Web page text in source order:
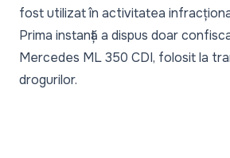
fost utilizat în activitatea
Prima instanță a dispus doar
Mercedes ML 350 CDI, folosit la
drogurilor.